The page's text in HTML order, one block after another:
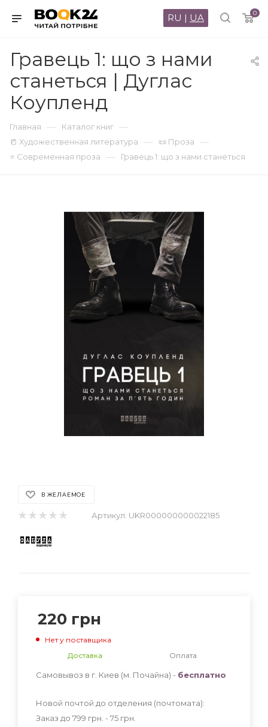
0
RU | UA
Гравець 1: що з нами
станеться | Дуглас
Коупленд
Главная — Каталог книг —
📒 Художественная литература — 📜 Проза —
⭐ Современная проза — Гравець 1: що з нами станеться
В ЖЕЛАЕМОЕ
Артикул: UKR000000000022185
220 грн
Нет у поставщика
Доставка
Оплата
Самовывоз в г. Киев (м. Почайна) - бесплатно
Новой почтой до отделения (почтомата):
Заказ до 799 грн. - 75 грн